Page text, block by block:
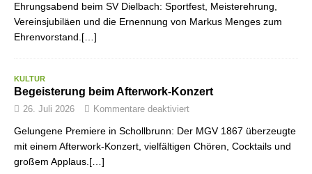
Ehrungsabend beim SV Dielbach: Sportfest, Meisterehrung,
Vereinsjubiläen und die Ernennung von Markus Menges zum
Ehrenvorstand.[…]
KULTUR
Begeisterung beim Afterwork-Konzert
26. Juli 2026 Kommentare deaktiviert
Gelungene Premiere in Schollbrunn: Der MGV 1867 überzeugte
mit einem Afterwork-Konzert, vielfältigen Chören, Cocktails und
großem Applaus.[…]